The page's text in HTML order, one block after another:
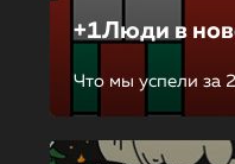
+1Люди в
Что мы успели за